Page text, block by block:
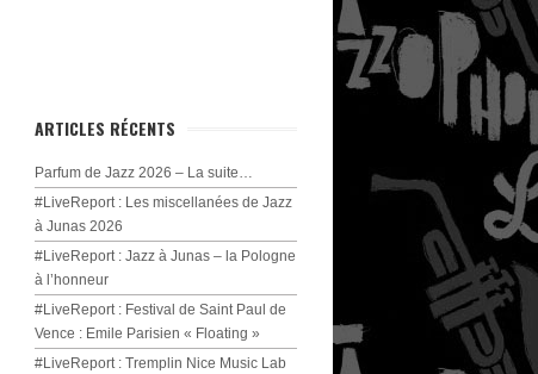
ARTICLES RÉCENTS
Parfum de Jazz 2026 – La suite…
#LiveReport : Les miscellanées de Jazz
à Junas 2026
#LiveReport : Jazz à Junas – la Pologne
à l’honneur
#LiveReport : Festival de Saint Paul de
Vence : Emile Parisien « Floating »
#LiveReport : Tremplin Nice Music Lab